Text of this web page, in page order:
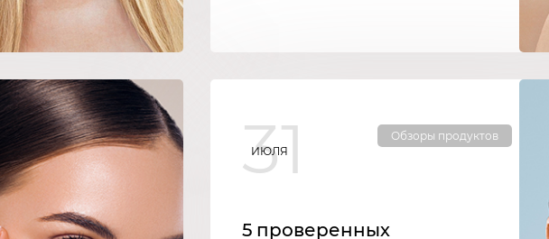
31
ИЮЛЯ
Обзоры продуктов
5 проверенных